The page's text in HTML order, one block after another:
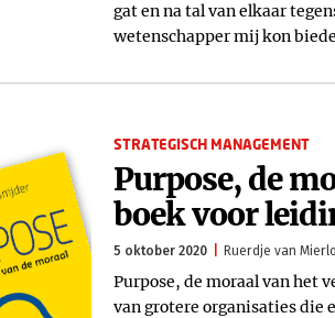
gat en na tal van elkaar
wetenschapper mij kon
STRATEGISCH MANAGEMENT
Purpose, de
boek voor
5 oktober 2020 Ruerdje van Mierlo
Purpose, de moraal van het
van grotere organisaties die